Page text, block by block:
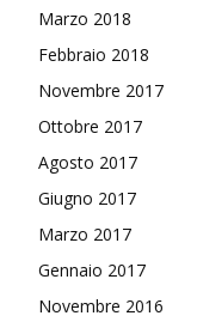
Marzo 2018
Febbraio 2018
Novembre 2017
Ottobre 2017
Agosto 2017
Giugno 2017
Marzo 2017
Gennaio 2017
Novembre 2016